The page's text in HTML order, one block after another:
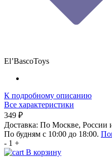
El’BascoToys
К подробному описанию
Все характеристики
349 ₽
Доставка: По Москве, России
По будням с 10:00 до 18:00.
- 1 +
В корзину